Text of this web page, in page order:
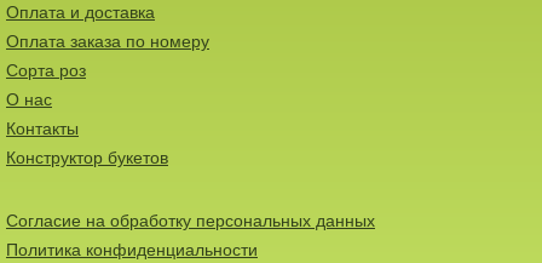
Оплата и доставка
Оплата заказа по номеру
Сорта роз
О нас
Контакты
Конструктор букетов
Согласие на обработку персональных данных
Политика конфиденциальности